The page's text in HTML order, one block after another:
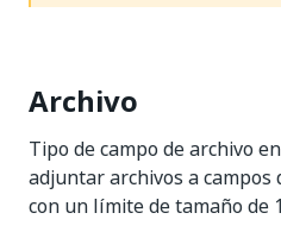
Archivo
Tipo de campo de archivo
adjuntar archivos a campos
con un límite de tamaño de